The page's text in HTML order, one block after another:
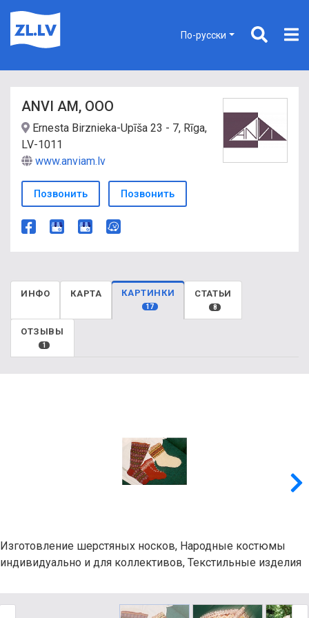
По-русски
ANVI AM, ООО
Ernesta Birznieka-Upīša 23 - 7, Rīga,
LV-1011
www.anviam.lv
Позвонить Позвонить
ИНФО КАРТА КАРТИНКИ
17
СТАТЬИ
8
ОТЗЫВЫ
1
Изготовление шерстяных носков, Народные костюмы
индивидуально и для коллективов, Текстильные изделия